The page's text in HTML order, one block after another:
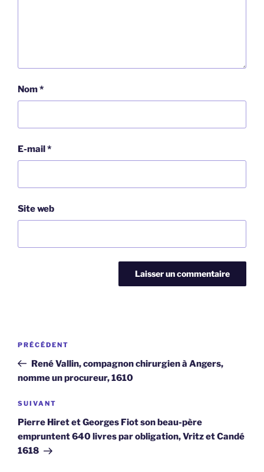
Nom*
E-mail*
Site web
Navigation
l’article
Article
précédent
PRÉCÉDENT
René Vallin, compagnon chirurgien à Angers,
nomme un procureur, 1610
Article
suivant
SUIVANT
Pierre Hiret et Georges Fiot son beau-père
empruntent 640 livres par obligation, Vritz et Candé
1618